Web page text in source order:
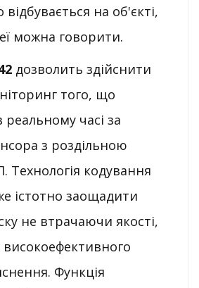
на об'єкті,
можна говорити.
дозволить здійснити
того, що
реальному часі за
з роздільною
Технологія кодування
істотно заощадити
не втрачаючи якості,
Функція